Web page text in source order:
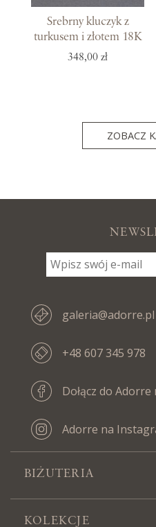
Srebrny kluczyk z
turkusem i złotem 18K
348,00 zł
ZOBACZ
galeria@adorre.pl
+48 607 345 978
Dołącz do Adorre
Adorre na
BIŻUTERIA
KOLEKCJE